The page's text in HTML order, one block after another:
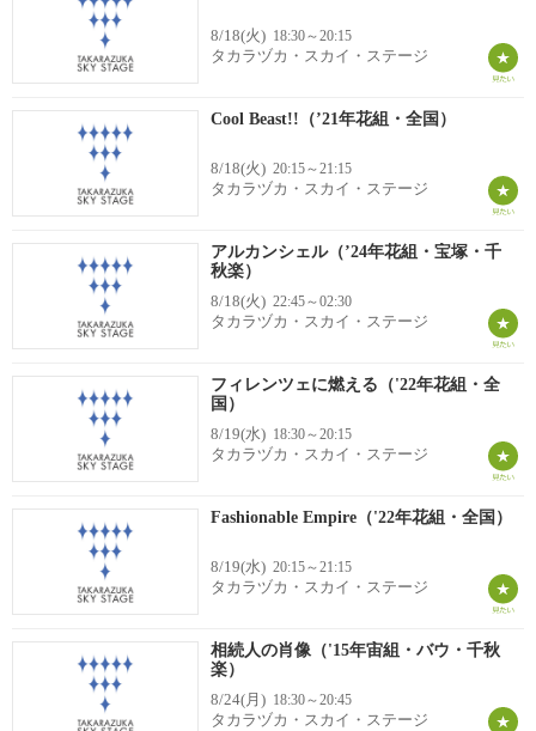
8/18(火) 18:30～20:15
タカラヅカ・スカイ・ステージ
Cool Beast!!（’21年花組・全国）
8/18(火) 20:15～21:15
タカラヅカ・スカイ・ステージ
アルカンシェル（’24年花組・宝塚・千
秋楽）
8/18(火) 22:45～02:30
タカラヅカ・スカイ・ステージ
フィレンツェに燃える（'22年花組・全
国）
8/19(水) 18:30～20:15
タカラヅカ・スカイ・ステージ
Fashionable Empire（'22年花組・全国）
8/19(水) 20:15～21:15
タカラヅカ・スカイ・ステージ
相続人の肖像（'15年宙組・バウ・千秋
楽）
8/24(月) 18:30～20:45
タカラヅカ・スカイ・ステージ